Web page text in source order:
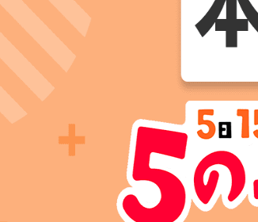
3cm以上4cm未満
4cm以上5cm未満
5cm以上6cm未満
6cm以上7cm未満
7cm以上8cm未満